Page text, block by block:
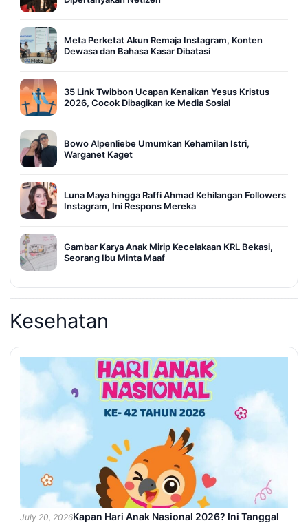
Meta Perketat Akun Remaja Instagram, Konten
Dewasa dan Bahasa Kasar Dibatasi
35 Link Twibbon Ucapan Kenaikan Yesus Kristus
2026, Cocok Dibagikan ke Media Sosial
Bowo Alpenliebe Umumkan Kehamilan Istri,
Warganet Kaget
Luna Maya hingga Raffi Ahmad Kehilangan Followers
Instagram, Ini Respons Mereka
Gambar Karya Anak Mirip Kecelakaan KRL Bekasi,
Seorang Ibu Minta Maaf
Kesehatan
July 20, 2026Kapan Hari Anak Nasional 2026? Ini Tanggal